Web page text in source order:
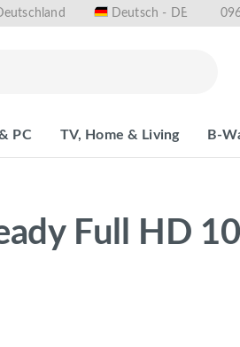
Deutsch - DE
PC TV, Home & Living B-
Full HD